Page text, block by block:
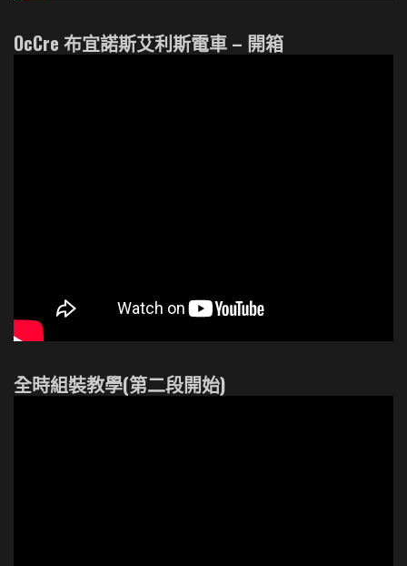
OcCre 布宜諾斯艾利斯電車 – 開箱
全時組裝教學(第二段開始)